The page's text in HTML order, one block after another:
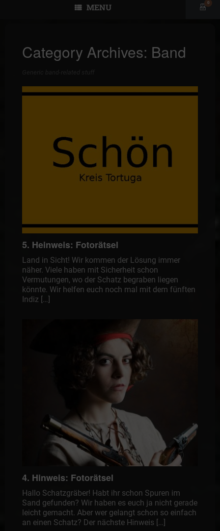
MENU
View
0
Category Archives: Band
5. Heinweis: Fotorätsel
Land in Sicht! Wir kommen der Lösung immer
näher. Viele haben mit Sicherheit schon
Vermutungen, wo der Schatz begraben liegen
könnte. Wir helfen euch noch mal mit dem fünften
Indiz […]
4. Hinweis: Fotorätsel
Hallo Schatzgräber! Habt ihr schon Spuren im
Sand gefunden? Wir haben es euch ja nicht gerade
leicht gemacht. Aber wer gelangt schon so einfach
an einen Schatz? Der nächste Hinweis […]